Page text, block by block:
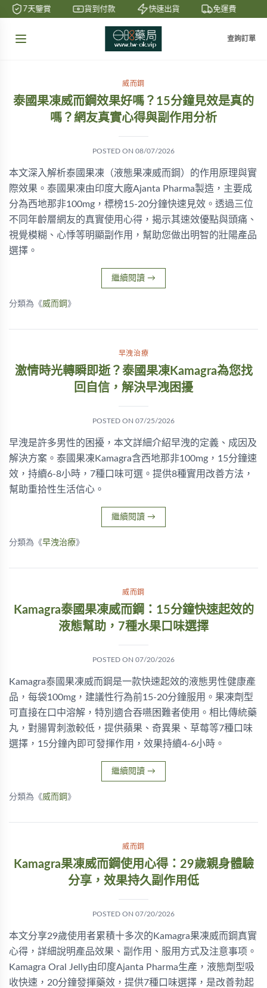
7天鑒賞 貨到付款 快速出貨 免運費
查詢訂單
威而鋼
泰國果凍威而鋼效果好嗎？15分鐘見效是真的
嗎？網友真實心得與副作用分析
POSTED ON 08/07/2026
本文深入解析泰國果凍（液態果凍威而鋼）的作用原理與實
際效果。泰國果凍由印度大廠Ajanta Pharma製造，主要成
分為西地那非100mg，標榜15-20分鐘快速見效。透過三位
不同年齡層網友的真實使用心得，揭示其速效優點與頭痛、
視覺模糊、心悸等明顯副作用，幫助您做出明智的壯陽產品
選擇。
繼續閱讀 →
分類為《威而鋼 》
早洩治療
激情時光轉瞬即逝？泰國果凍Kamagra為您找
回自信，解決早洩困擾
POSTED ON 07/25/2026
早洩是許多男性的困擾，本文詳細介紹早洩的定義、成因及
解決方案。泰國果凍Kamagra含西地那非100mg，15分鐘速
效，持續6-8小時，7種口味可選。提供8種實用改善方法，
幫助重拾性生活信心。
繼續閱讀 →
分類為《早洩治療》
威而鋼
Kamagra泰國果凍威而鋼：15分鐘快速起效的
液態幫助，7種水果口味選擇
POSTED ON 07/20/2026
Kamagra泰國果凍威而鋼是一款快速起效的液態男性健康產
品，每袋100mg，建議性行為前15-20分鐘服用。果凍劑型
可直接在口中溶解，特別適合吞嚥困難者使用。相比傳統藥
丸，對腸胃刺激較低，提供蘋果、奇異果、草莓等7種口味
選擇，15分鐘內即可發揮作用，效果持續4-6小時。
繼續閱讀 →
分類為《威而鋼 》
威而鋼
Kamagra果凍威而鋼使用心得：29歲親身體驗
分享，效果持久副作用低
POSTED ON 07/20/2026
本文分享29歲使用者累積十多次的Kamagra果凍威而鋼真實
心得，詳細說明產品效果、副作用、服用方式及注意事项。
Kamagra Oral Jelly由印度Ajanta Pharma生產，液態劑型吸
收快速，20分鐘發揮藥效，提供7種口味選擇，是改善勃起